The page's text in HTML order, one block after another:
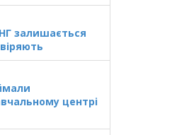
залишається
центрі